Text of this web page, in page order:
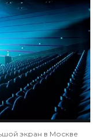
экран в Москве